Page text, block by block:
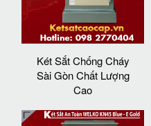
Két Sắt Chống Cháy
Sài Gòn Chất Lượng
Cao